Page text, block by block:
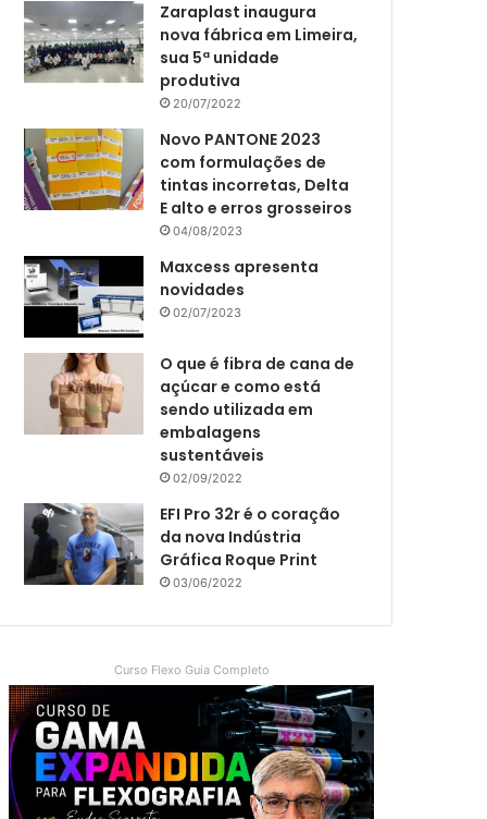
Zaraplast inaugura
nova fábrica em Limeira,
sua 5ª unidade
produtiva
20/07/2022
Novo PANTONE 2023
com formulações de
tintas incorretas, Delta
E alto e erros grosseiros
04/08/2023
Maxcess apresenta
novidades
02/07/2023
O que é fibra de cana de
açúcar e como está
sendo utilizada em
embalagens
sustentáveis
02/09/2022
EFI Pro 32r é o coração
da nova Indústria
Gráfica Roque Print
03/06/2022
Curso Flexo Guia Completo